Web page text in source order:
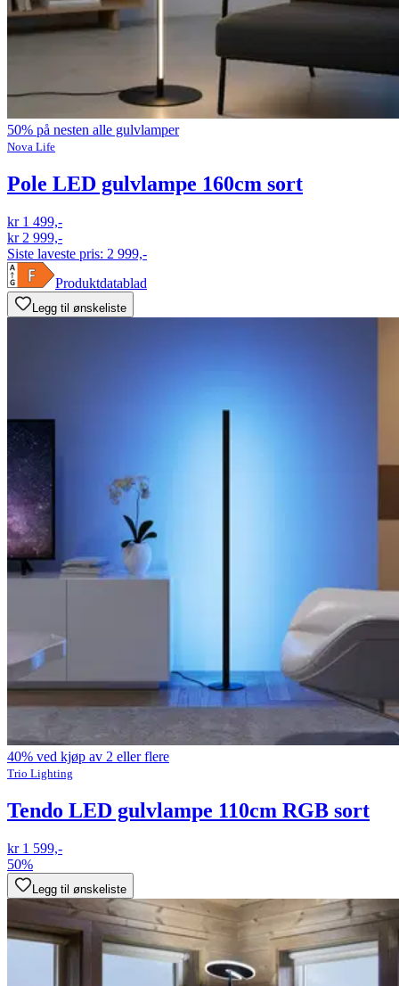
50% på nesten alle gulvlamper
Nova Life
Pole LED gulvlampe 160cm sort
kr 1 499,-
kr 2 999,-
Siste laveste pris: 2 999,-
Produktdatablad
Legg til ønskeliste
40% ved kjøp av 2 eller flere
Trio Lighting
Tendo LED gulvlampe 110cm RGB sort
kr 1 599,-
50%
Legg til ønskeliste